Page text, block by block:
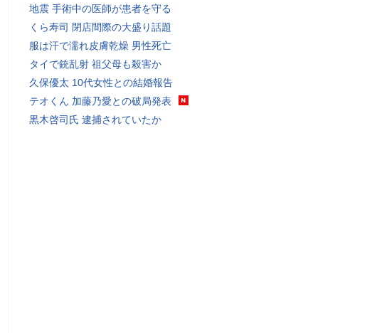
地震 手術中の医師が患者を守る
くら寿司 閉店間際の大盛り話題
服は汗で濡れ皮膚乾燥 男性死亡
タイで銃乱射 祖父母も殺害か
久保優太 10代女性との結婚報告
テオくん 加藤乃愛との破局発表
黒木啓司氏 逮捕されていたか